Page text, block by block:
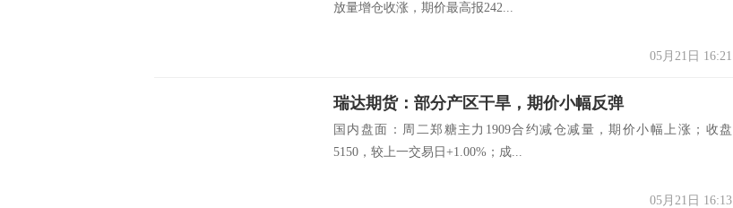
放量增仓收涨，期价最高报242...
05月21日 16:21
瑞达期货：部分产区干旱，期价小幅反弹
国内盘面：周二郑糖主力1909合约减仓减量，期价小幅上涨；收盘
5150，较上一交易日+1.00%；成...
05月21日 16:13